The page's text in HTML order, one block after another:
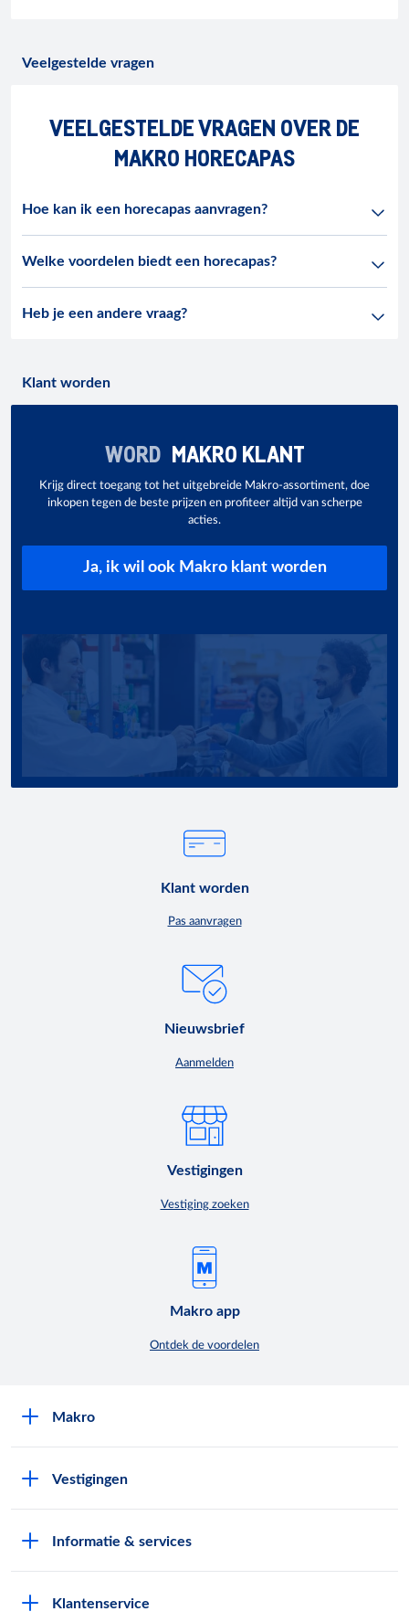
Veelgestelde vragen
VEELGESTELDE VRAGEN OVER DE
MAKRO HORECAPAS
Hoe kan ik een horecapas aanvragen?
Welke voordelen biedt een horecapas?
Heb je een andere vraag?
Klant worden
WORD MAKRO KLANT
Krijg direct toegang tot het uitgebreide Makro-assortiment, doe
inkopen tegen de beste prijzen en profiteer altijd van scherpe
acties.
Ja, ik wil ook Makro klant worden
Klant worden
Pas aanvragen
Nieuwsbrief
Aanmelden
Vestigingen
Vestiging zoeken
Makro app
Ontdek de voordelen
Makro
Exploitatie buitenterreinen
Vestigingen
Informatie & services
Klantenservice